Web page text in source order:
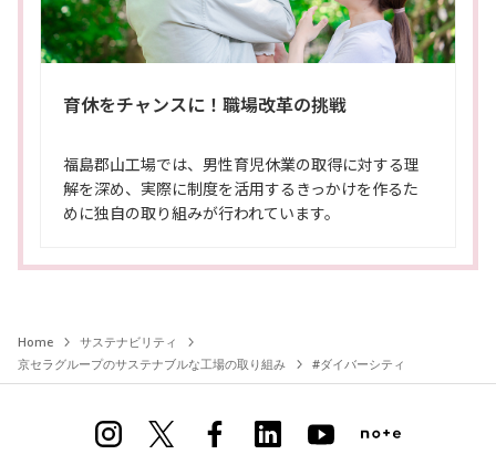
育休をチャンスに！職場改革の挑戦
福島郡山工場では、男性育児休業の取得に対する理
解を深め、実際に制度を活用するきっかけを作るた
めに独自の取り組みが行われています。
Home
サステナビリティ
京セラグループのサステナブルな工場の取り組み
#ダイバーシティ